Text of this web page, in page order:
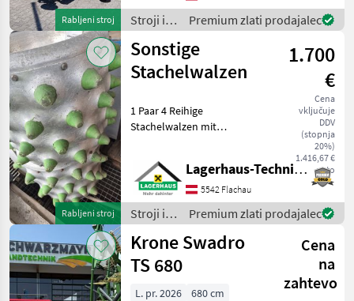
Rabljeni stroj
2, 70 m - z rezalnim
mehanizmom z 26
Stroji in
oprema
za žetev
in
spravilo
Premium zlati prodajalec
Rabljeni stroj
Sonstige
Stachelwalzen
1.700
€
Cena
vključuje
DDV
(stopnja
20%)
1.416,67 €
neto
1 Paar 4 Reihige
Stachelwalzen mit
bitten telefonisch oder per
Mail Ihren Besuch
bekanntzugeben, um
ausreichend Zeit
Lagerhaus-Technik Flachau
5542 Flachau
Stroji in
oprema
za žetev
in
spravilo
Premium zlati prodajalec
Krone Swadro
TS 680
Cena
na
zahtevo
L. pr. 2026
680 cm